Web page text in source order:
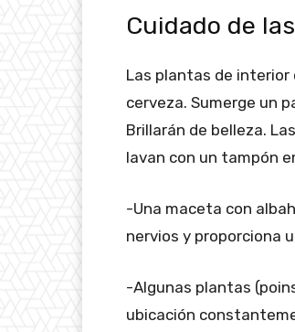
Cuidado de
Las plantas de interior
cerveza. Sumerge un
Brillarán de belleza.
lavan con un tampón
-Una maceta con
nervios y proporciona
-Algunas plantas
ubicación